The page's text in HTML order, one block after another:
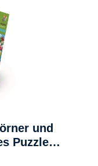
und
Puzzle